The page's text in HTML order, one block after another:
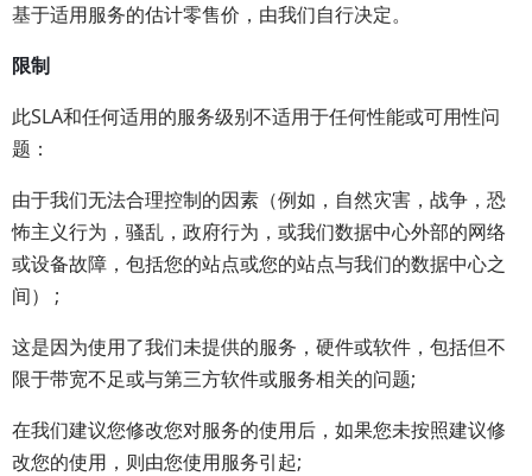
基于适用服务的估计零售价，由我们自行决定。
限制
此SLA和任何适用的服务级别不适用于任何性能或可用性问
题：
由于我们无法合理控制的因素（例如，自然灾害，战争，恐
怖主义行为，骚乱，政府行为，或我们数据中心外部的网络
或设备故障，包括您的站点或您的站点与我们的数据中心之
间） ;
这是因为使用了我们未提供的服务，硬件或软件，包括但不
限于带宽不足或与第三方软件或服务相关的问题;
在我们建议您修改您对服务的使用后，如果您未按照建议修
改您的使用，则由您使用服务引起;